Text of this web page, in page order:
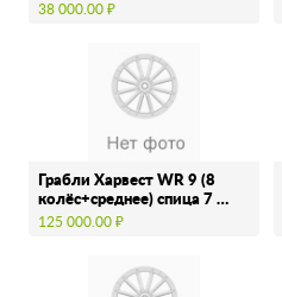
38 000.00 ₽
Грабли Харвест WR 9 (8
колёс+среднее) спица 7 …
125 000.00 ₽